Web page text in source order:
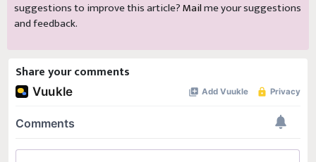
suggestions to improve this article?Mailme your suggestions
and feedback.
Share your comments